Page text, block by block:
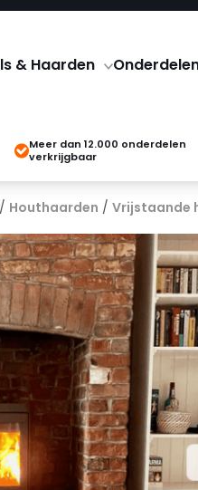
& Haarden
Meer dan 12.000 onderdelen
verkrijgbaar
/ Houthaarden / Vrijstaande